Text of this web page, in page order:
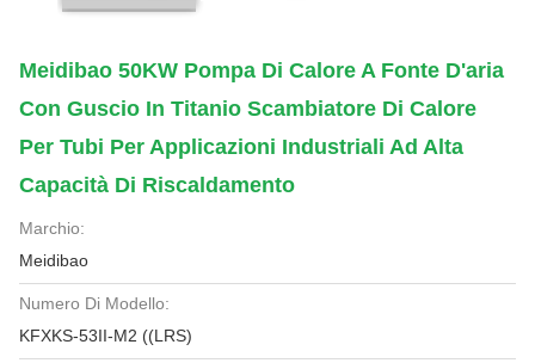
Meidibao 50KW Pompa Di Calore A Fonte D'aria
Con Guscio In Titanio Scambiatore Di Calore
Per Tubi Per Applicazioni Industriali Ad Alta
Capacità Di Riscaldamento
Marchio:
Meidibao
Numero Di Modello:
KFXKS-53II-M2 ((LRS)